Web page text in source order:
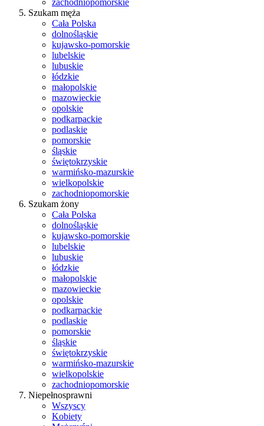
zachodniopomorskie
Szukam męża
Cała Polska
dolnośląskie
kujawsko-pomorskie
lubelskie
lubuskie
łódzkie
małopolskie
mazowieckie
opolskie
podkarpackie
podlaskie
pomorskie
śląskie
świętokrzyskie
warmińsko-mazurskie
wielkopolskie
zachodniopomorskie
Szukam żony
Cała Polska
dolnośląskie
kujawsko-pomorskie
lubelskie
lubuskie
łódzkie
małopolskie
mazowieckie
opolskie
podkarpackie
podlaskie
pomorskie
śląskie
świętokrzyskie
warmińsko-mazurskie
wielkopolskie
zachodniopomorskie
Niepełnosprawni
Wszyscy
Kobiety